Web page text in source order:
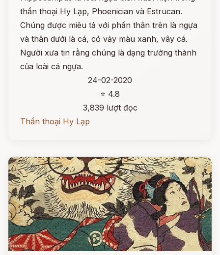
thần thoại Hy Lạp, Phoenician và Estrucan.
Chúng được miêu tả với phần thân trên là ngựa
và thân dưới là cá, có vảy màu xanh, vây cá.
Người xưa tin rằng chúng là dạng trưởng thành
của loài cá ngựa.
24-02-2020
⭐ 4.8
3,839 lượt đọc
Thần thoại Hy Lạp